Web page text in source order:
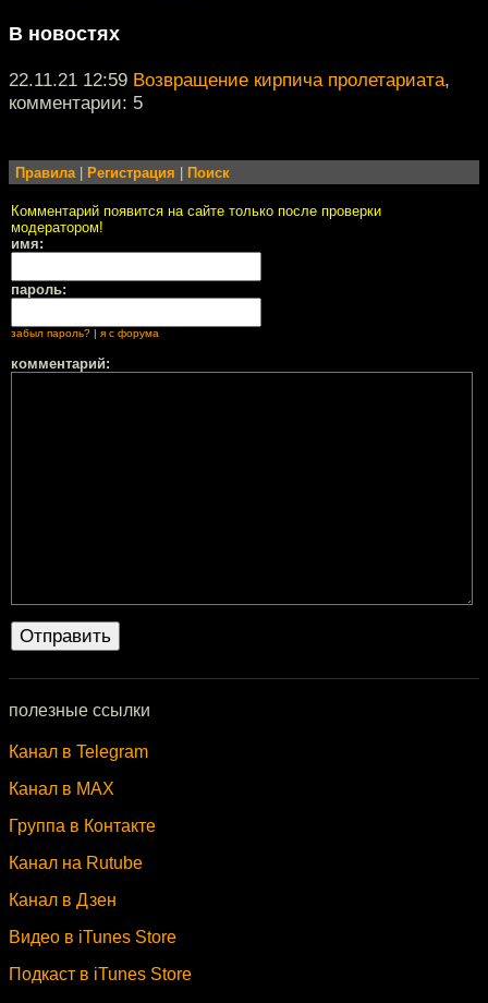
В новостях
22.11.21 12:59 Возвращение кирпича пролетариата,
комментарии: 5
Правила| Регистрация Поиск
Комментарий появится на сайте только после проверки
модератором!
имя:
пароль:
забыл пароль? я с форума
комментарий:
полезные ссылки
Канал в Telegram
Канал в MAX
Группа в Контакте
Канал на Rutube
Канал в Дзен
Видео в iTunes Store
Подкаст в iTunes Store